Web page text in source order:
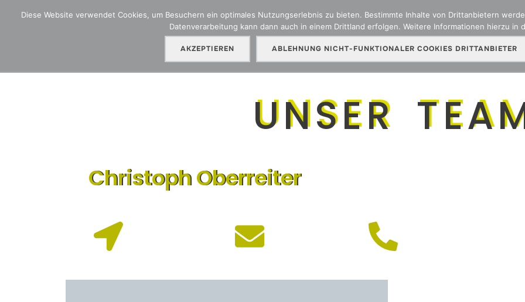
HGA Blog Über uns Team Versicherungsarten Online
UNSER
Christoph Oberreiter
Diese Website verwendet Cookies, um Besuchern ein optimales Nutzungserlebnis zu bieten. Bestimmte Inhalte von Drittanbietern
Datenverarbeitung kann dann auch in einem Drittland erfolgen. Weitere Informationen hierzu in
AKZEPTIEREN ABLEHNUNG NICHT-FUNKTIONALER COOKIES DRITTANBIETER